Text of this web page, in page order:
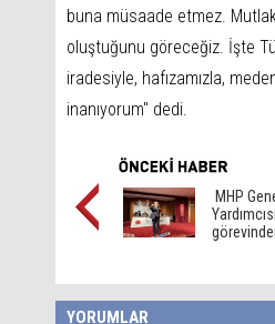
buna müsaade etmez.
oluştuğunu göreceğiz. İşte
iradesiyle, hafızamızla,
inanıyorum" dedi.
MHP
YORUMLAR